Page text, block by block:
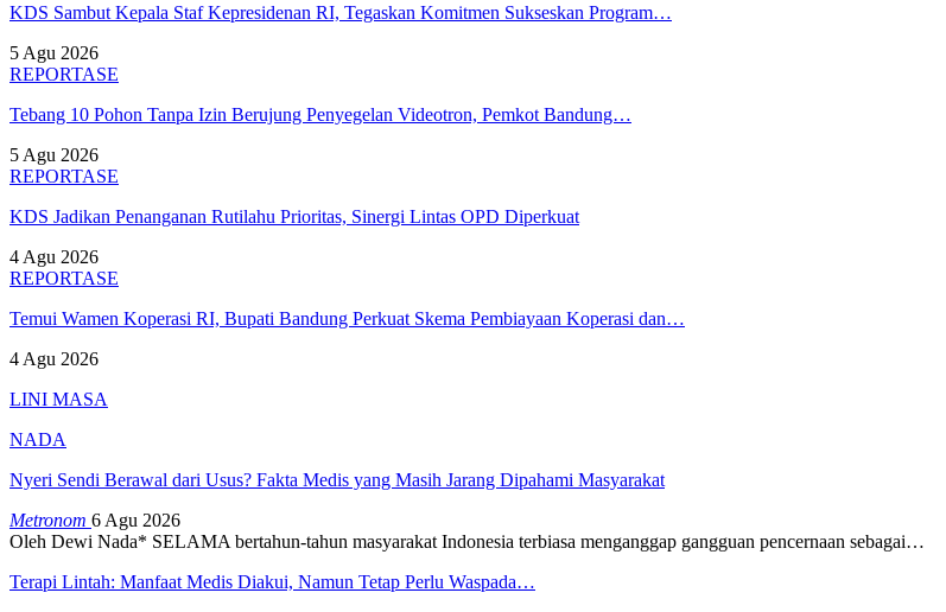
KDS Sambut Kepala Staf Kepresidenan RI, Tegaskan Komitmen Sukseskan Program…
5 Agu 2026
REPORTASE
Tebang 10 Pohon Tanpa Izin Berujung Penyegelan Videotron, Pemkot Bandung…
5 Agu 2026
REPORTASE
KDS Jadikan Penanganan Rutilahu Prioritas, Sinergi Lintas OPD Diperkuat
4 Agu 2026
REPORTASE
Temui Wamen Koperasi RI, Bupati Bandung Perkuat Skema Pembiayaan Koperasi dan…
4 Agu 2026
LINI MASA
NADA
Nyeri Sendi Berawal dari Usus? Fakta Medis yang Masih Jarang Dipahami Masyarakat
Metronom 6 Agu 2026
Oleh Dewi Nada* SELAMA bertahun-tahun masyarakat Indonesia terbiasa menganggap gangguan pencernaan sebagai…
Terapi Lintah: Manfaat Medis Diakui, Namun Tetap Perlu Waspada…